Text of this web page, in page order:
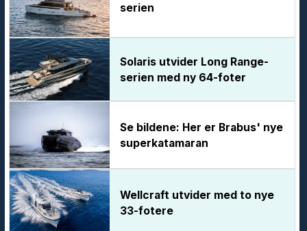
serien
Solaris utvider Long Range-
serien med ny 64-foter
Se bildene: Her er Brabus' nye
superkatamaran
Wellcraft utvider med to nye
33-fotere